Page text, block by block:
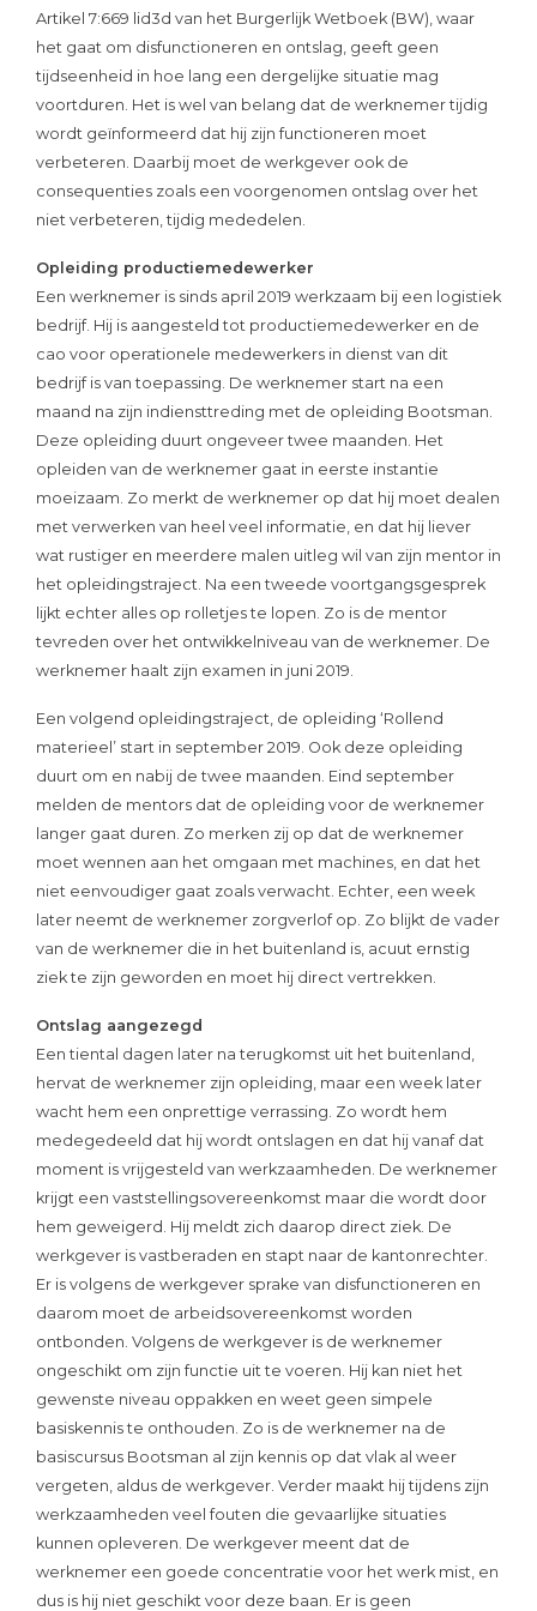
Artikel 7:669 lid3d van het Burgerlijk Wetboek (BW), waar
het gaat om disfunctioneren en ontslag, geeft geen
tijdseenheid in hoe lang een dergelijke situatie mag
voortduren. Het is wel van belang dat de werknemer tijdig
wordt geïnformeerd dat hij zijn functioneren moet
verbeteren. Daarbij moet de werkgever ook de
consequenties zoals een voorgenomen ontslag over het
niet verbeteren, tijdig mededelen.
Opleiding productiemedewerker
Een werknemer is sinds april 2019 werkzaam bij een logistiek
bedrijf. Hij is aangesteld tot productiemedewerker en de
cao voor operationele medewerkers in dienst van dit
bedrijf is van toepassing. De werknemer start na een
maand na zijn indiensttreding met de opleiding Bootsman.
Deze opleiding duurt ongeveer twee maanden. Het
opleiden van de werknemer gaat in eerste instantie
moeizaam. Zo merkt de werknemer op dat hij moet dealen
met verwerken van heel veel informatie, en dat hij liever
wat rustiger en meerdere malen uitleg wil van zijn mentor in
het opleidingstraject. Na een tweede voortgangsgesprek
lijkt echter alles op rolletjes te lopen. Zo is de mentor
tevreden over het ontwikkelniveau van de werknemer. De
werknemer haalt zijn examen in juni 2019.
Een volgend opleidingstraject, de opleiding ‘Rollend
materieel’ start in september 2019. Ook deze opleiding
duurt om en nabij de twee maanden. Eind september
melden de mentors dat de opleiding voor de werknemer
langer gaat duren. Zo merken zij op dat de werknemer
moet wennen aan het omgaan met machines, en dat het
niet eenvoudiger gaat zoals verwacht. Echter, een week
later neemt de werknemer zorgverlof op. Zo blijkt de vader
van de werknemer die in het buitenland is, acuut ernstig
ziek te zijn geworden en moet hij direct vertrekken.
Ontslag aangezegd
Een tiental dagen later na terugkomst uit het buitenland,
hervat de werknemer zijn opleiding, maar een week later
wacht hem een onprettige verrassing. Zo wordt hem
medegedeeld dat hij wordt ontslagen en dat hij vanaf dat
moment is vrijgesteld van werkzaamheden. De werknemer
krijgt een vaststellingsovereenkomst maar die wordt door
hem geweigerd. Hij meldt zich daarop direct ziek. De
werkgever is vastberaden en stapt naar de kantonrechter.
Er is volgens de werkgever sprake van disfunctioneren en
daarom moet de arbeidsovereenkomst worden
ontbonden. Volgens de werkgever is de werknemer
ongeschikt om zijn functie uit te voeren. Hij kan niet het
gewenste niveau oppakken en weet geen simpele
basiskennis te onthouden. Zo is de werknemer na de
basiscursus Bootsman al zijn kennis op dat vlak al weer
vergeten, aldus de werkgever. Verder maakt hij tijdens zijn
werkzaamheden veel fouten die gevaarlijke situaties
kunnen opleveren. De werkgever meent dat de
werknemer een goede concentratie voor het werk mist, en
dus is hij niet geschikt voor deze baan. Er is geen